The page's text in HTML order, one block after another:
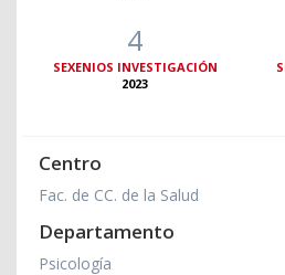
4
SEXENIOS INVESTIGACIÓN
2023
Centro
Fac. de CC. de la Salud
Departamento
Psicología